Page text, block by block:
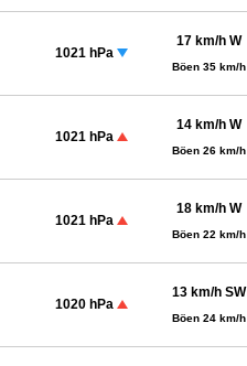
1021 hPa
17 km/h W
Böen 35 km/h
1021 hPa
14 km/h W
Böen 26 km/h
1021 hPa
18 km/h W
Böen 22 km/h
1020 hPa
13 km/h SW
Böen 24 km/h